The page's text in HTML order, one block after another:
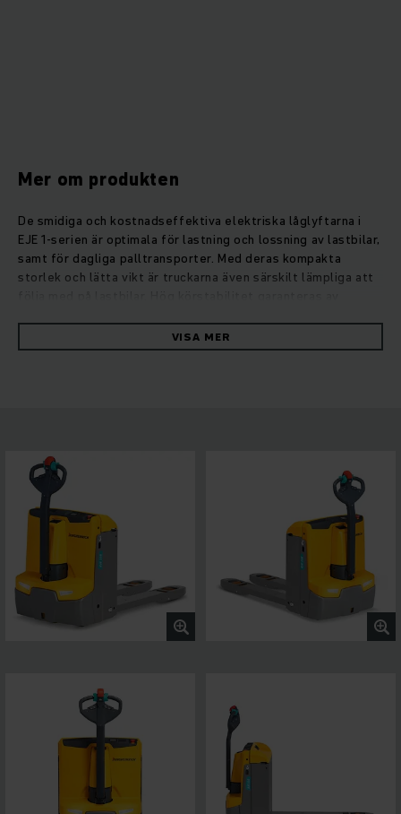
Mer om produkten
De smidiga och kostnadseffektiva elektriska låglyftarna i
EJE 1-serien är optimala för lastning och lossning av lastbilar,
samt för dagliga palltransporter. Med deras kompakta
storlek och lätta vikt är truckarna även särskilt lämpliga att
truck säkerställs av den lågt monterade, långa styrarmen.
Oavsett om det gäller kurvtagning eller raka sträckor.Våra
fr.o.m. EJE 116. Blysyrabatterierna med lång livslängd sänker
samtidigt driftkostnaderna avsevärt.Denna nya generation
av vår klassiker är därmed premiumprodukten inom sitt
område.
VISA MER